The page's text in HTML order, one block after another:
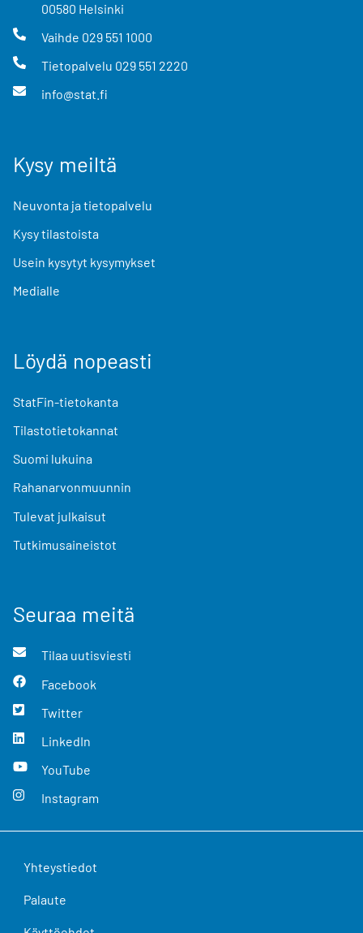
00580 Helsinki
Vaihde 029 551 1000
Tietopalvelu 029 551 2220
info@stat.fi
Kysy meiltä
Neuvonta ja tietopalvelu
Kysy tilastoista
Usein kysytyt kysymykset
Medialle
Löydä nopeasti
StatFin-tietokanta
Tilastotietokannat
Suomi lukuina
Rahanarvonmuunnin
Tulevat julkaisut
Tutkimusaineistot
Seuraa meitä
Tilaa uutisviesti
Facebook
Twitter
LinkedIn
YouTube
Instagram
Yhteystiedot
Palaute